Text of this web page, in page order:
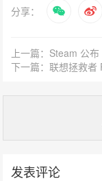
分享：
发表评论